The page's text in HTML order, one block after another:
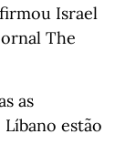
Israel
The
as
estão